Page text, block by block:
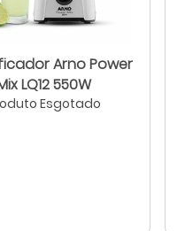
Arno Power
LQ12 550W
Esgotado